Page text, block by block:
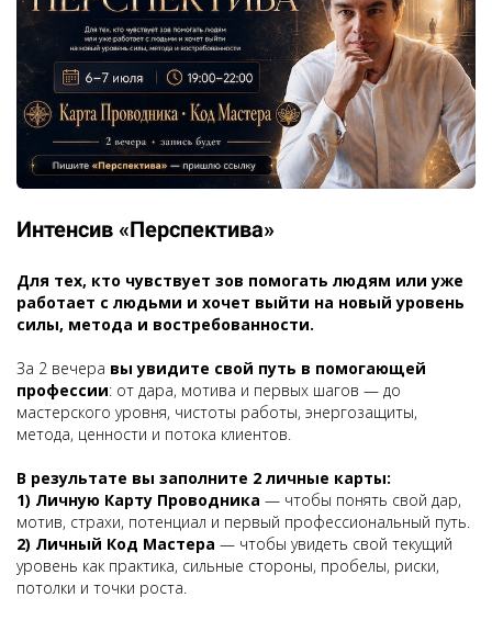
Интенсив «Перспектива»
Для тех, кто чувствует зов помогать людям илиуже
работает с людьми и хочет выйти на новый уровень
силы, метода и востребованности.
За 2 вечера вы увидите свой путь в помогающей
профессии: от дара, мотива и первых шагов — до
мастерского уровня, чистоты работы, энергозащиты,
метода, ценности и потока клиентов.
В результате вы заполните 2 личные карты:
1) Личную Карту Проводника — чтобы понять свой дар,
мотив, страхи, потенциал и первый профессиональный путь.
2) Личный Код Мастера — чтобы увидеть свой текущий
уровень как практика, сильные стороны, пробелы, риски,
потолки и точки роста.